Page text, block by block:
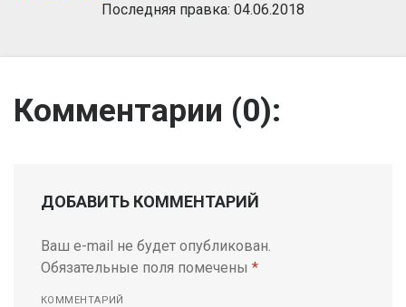
Последняя правка: 04.06.2018
Комментарии (0):
ДОБАВИТЬ КОММЕНТАРИЙ
Ваш e-mail не будет опубликован.
Обязательные поля помечены *
КОММЕНТАРИЙ